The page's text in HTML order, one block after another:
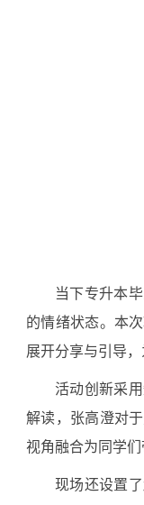
当下专升本
的情绪状态。本
展开分享与引导
活动创新采
解读，张高澄对
视角融合为同学
现场还设置